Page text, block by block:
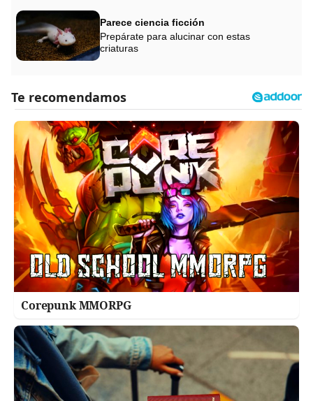
Parece ciencia ficción
Prepárate para alucinar con estas
criaturas
Corepunk MMORPG